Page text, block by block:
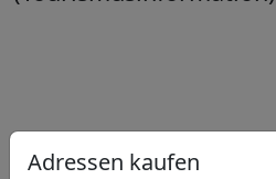
a
Draw
Adressen kaufen